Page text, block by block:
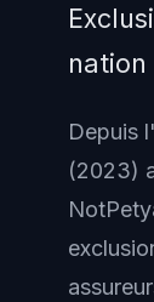
nation
Depuis
(2023)